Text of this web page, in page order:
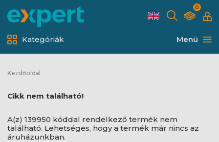
0
Menü
Kategóriák
Kezdőoldal
Cikk nem található!
A(z) 139950 kóddal rendelkező termék nem
található. Lehetséges, hogy a termék már nincs az
áruházunkban.